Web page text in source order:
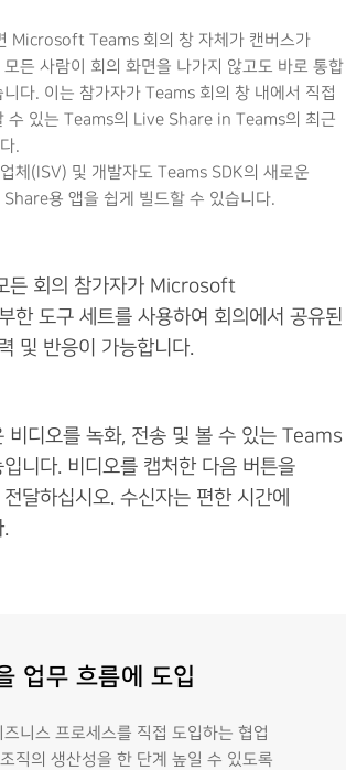
Microsoft Teams 회의 창 자체가 캔버스가
든 사람이 회의 화면을 나가지 않고도 바로 통합
다. 이는 참가자가 Teams 회의 창 내에서 직접
수 있는 Teams의 Live Share in Teams의 최근
.
체(ISV) 및 개발자도 Teams SDK의 새로운
용 앱을 쉽게 빌드할 수 있습니다.
든 회의 참가자가 Microsoft
도구 세트를 사용하여 회의에서 공유된
및 반응이 가능합니다.
비디오를 녹화, 전송 및 볼 수 있는 Teams
니다. 비디오를 캡처한 다음 버튼을
달하십시오. 수신자는 편한 시간에
업무 흐름에 도입
니스 프로세스를 직접 도입하는 협업
직의 생산성을 한 단계 높일 수 있도록